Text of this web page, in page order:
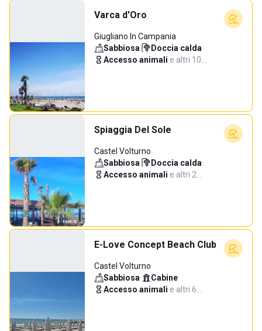
Varca d'Oro
Giugliano In Campania
Sabbiosa· Doccia calda·
Accesso animali·e altri 10…
Spiaggia Del Sole
Castel Volturno
Sabbiosa· Doccia calda·
Accesso animali·e altri 2…
E-Love Concept Beach Club
Castel Volturno
Sabbiosa· Cabine·
Accesso animali·e altri 6…